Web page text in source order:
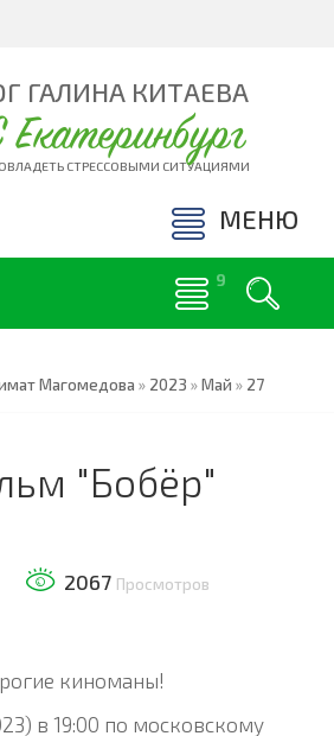
ГАЛИНА КИТАЕВА
СТРЕССОВЫМИ СИТУАЦИЯМИ
МЕНЮ
Магомедова » 2023 »Май » 27
"Бобёр"
2067 Просмотров
киноманы!
в 19:00 по московскому